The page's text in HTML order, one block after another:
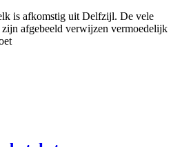
is afkomstig uit Delfzijl. De vele
afgebeeld verwijzen vermoedelijk